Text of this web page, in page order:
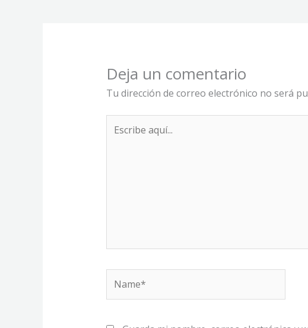
Deja un comentario
Tu dirección de correo electrónico no será
aquí...